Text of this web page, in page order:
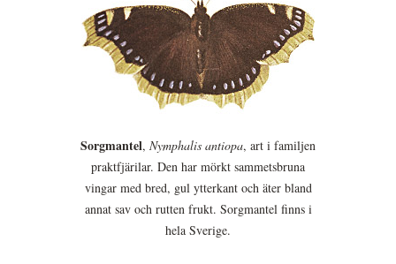
Sorgmantel, Nymphalis antiopa, art i familjen
praktfjärilar. Den har mörkt sammetsbruna
vingar med bred, gul ytterkant och äter bland
annat sav och rutten frukt. Sorgmantel finns i
hela Sverige.